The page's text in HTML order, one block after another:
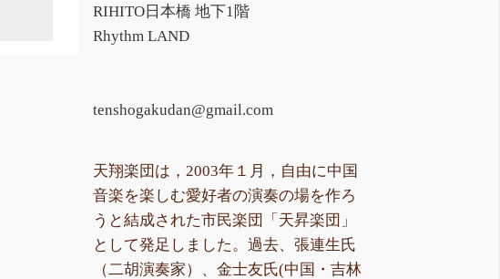
RIHITO日本橋 地下1階
Rhythm LAND
tenshogakudan@gmail.com
天翔楽団は，2003年１月，自由に中国
音楽を楽しむ愛好者の演奏の場を作ろ
うと結成された市民楽団「天昇楽団」
として発足しました。過去、張連生氏
（二胡演奏家）、金士友氏(中国・吉林